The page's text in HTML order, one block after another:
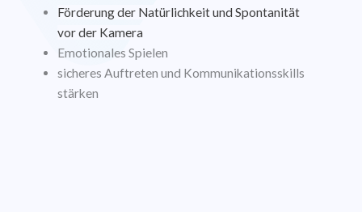
Förderung der Natürlichkeit und Spontanität
vor der Kamera
Emotionales Spielen
sicheres Auftreten und Kommunikationsskills
stärken